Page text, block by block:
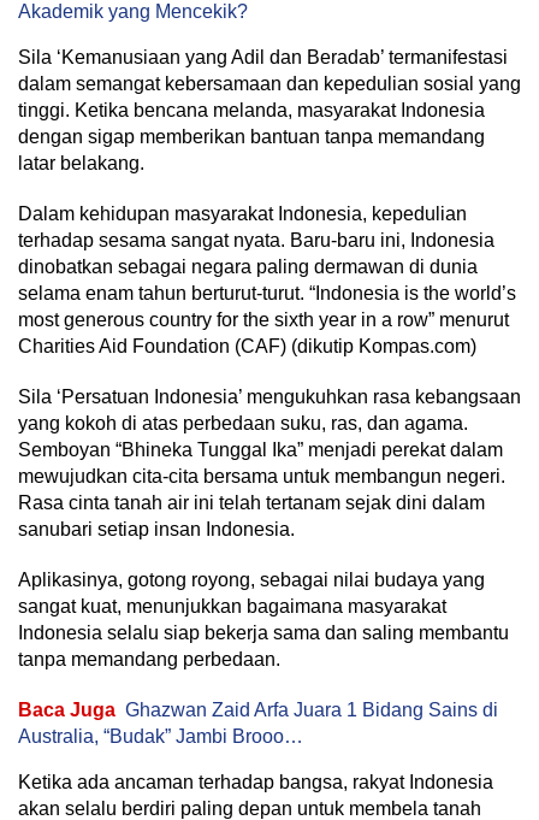
Akademik yang Mencekik?
Sila ‘Kemanusiaan yang Adil dan Beradab’ termanifestasi
dalam semangat kebersamaan dan kepedulian sosial yang
tinggi. Ketika bencana melanda, masyarakat Indonesia
dengan sigap memberikan bantuan tanpa memandang
latar belakang.
Dalam kehidupan masyarakat Indonesia, kepedulian
terhadap sesama sangat nyata. Baru-baru ini, Indonesia
dinobatkan sebagai negara paling dermawan di dunia
selama enam tahun berturut-turut. “Indonesia is the world’s
most generous country for the sixth year in a row” menurut
Charities Aid Foundation (CAF) (dikutip Kompas.com)
Sila ‘Persatuan Indonesia’ mengukuhkan rasa kebangsaan
yang kokoh di atas perbedaan suku, ras, dan agama.
Semboyan “Bhineka Tunggal Ika” menjadi perekat dalam
mewujudkan cita-cita bersama untuk membangun negeri.
Rasa cinta tanah air ini telah tertanam sejak dini dalam
sanubari setiap insan Indonesia.
Aplikasinya, gotong royong, sebagai nilai budaya yang
sangat kuat, menunjukkan bagaimana masyarakat
Indonesia selalu siap bekerja sama dan saling membantu
tanpa memandang perbedaan.
Baca Juga Ghazwan Zaid Arfa Juara 1 Bidang Sains di
Australia, “Budak” Jambi Brooo…
Ketika ada ancaman terhadap bangsa, rakyat Indonesia
akan selalu berdiri paling depan untuk membela tanah